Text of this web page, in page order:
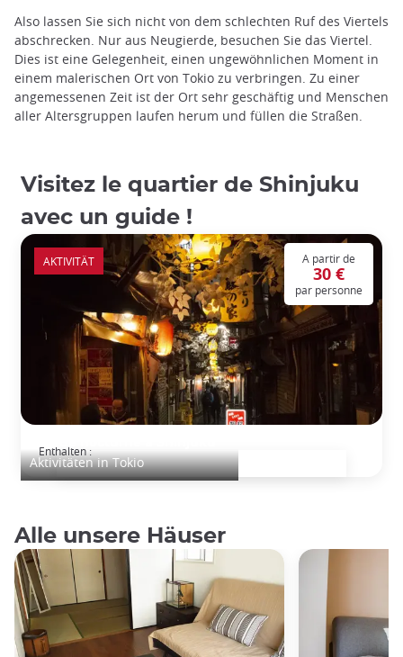
Also lassen Sie sich nicht von dem schlechten Ruf des Viertels
abschrecken. Nur aus Neugierde, besuchen Sie das Viertel.
Dies ist eine Gelegenheit, einen ungewöhnlichen Moment in
einem malerischen Ort von Tokio zu verbringen. Zu einer
angemessenen Zeit ist der Ort sehr geschäftig und Menschen
aller Altersgruppen laufen herum und füllen die Straßen.
Visitez le quartier de Shinjuku
avec un guide !
Aktivitäten in Tokio
A partir de
30 €
par personne
Enthalten :
AKTIVITÄT
Alle unsere Häuser